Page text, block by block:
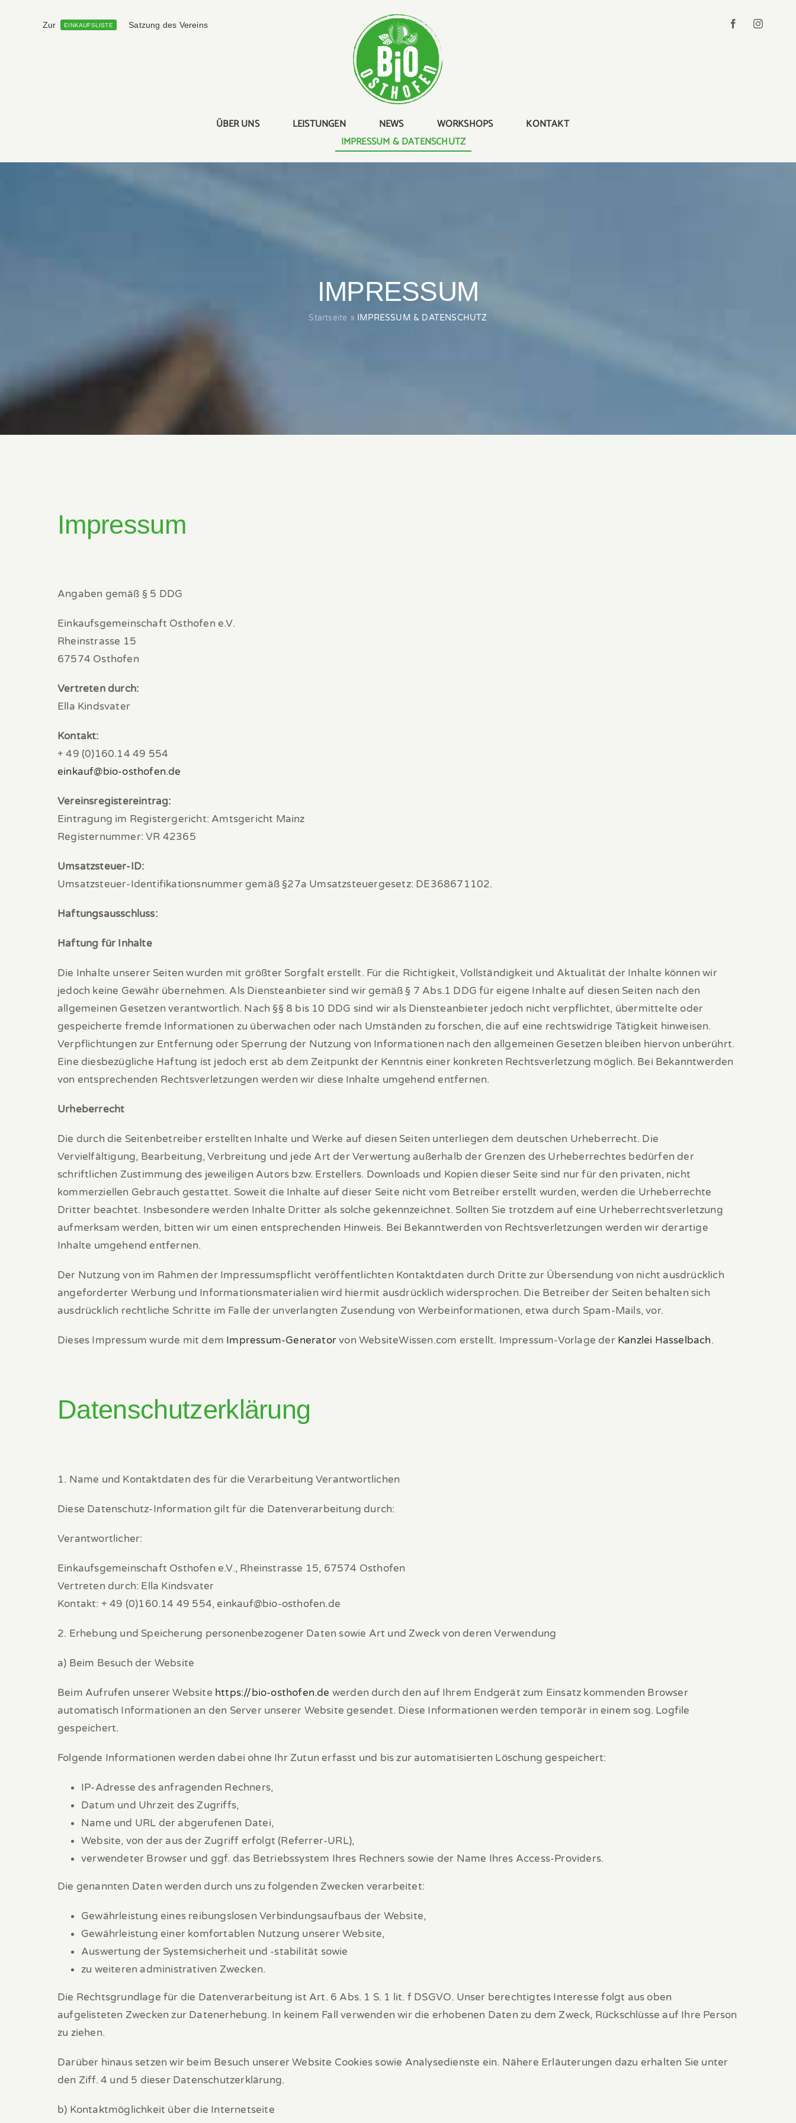
Zur EINKAUFSLISTE Satzung des Vereins
ÜBER UNS LEISTUNGEN NEWS WORKSHOPS
KONTAKT
IMPRESSUM & DATENSCHUTZ
IMPRESSUM
Startseite » IMPRESSUM & DATENSCHUTZ
Impressum
Angaben gemäß § 5 DDG
Einkaufsgemeinschaft Osthofen e.V.
Rheinstrasse 15
67574 Osthofen
Vertreten durch:
Ella Kindsvater
Kontakt:
+ 49 (0)160.14 49 554
einkauf@bio-osthofen.de
Vereinsregistereintrag:
Eintragung im Registergericht: Amtsgericht Mainz
Registernummer: VR 42365
Umsatzsteuer-ID:
Umsatzsteuer-Identifikationsnummer gemäß §27a Umsatzsteuergesetz: DE368671102.
Haftungsausschluss:
Haftung für Inhalte
Die Inhalte unserer Seiten wurden mit größter Sorgfalt erstellt. Für die Richtigkeit, Vollständigkeit und Aktualität der Inhalte können wir
jedoch keine Gewähr übernehmen. Als Diensteanbieter sind wir gemäß § 7 Abs.1 DDG für eigene Inhalte auf diesen Seiten nach den
allgemeinen Gesetzen verantwortlich. Nach §§ 8 bis 10 DDG sind wir als Diensteanbieter jedoch nicht verpflichtet, übermittelte oder
gespeicherte fremde Informationen zu überwachen oder nach Umständen zu forschen, die auf eine rechtswidrige Tätigkeit hinweisen.
Verpflichtungen zur Entfernung oder Sperrung der Nutzung von Informationen nach den allgemeinen Gesetzen bleiben hiervon unberührt.
Eine diesbezügliche Haftung ist jedoch erst ab dem Zeitpunkt der Kenntnis einer konkreten Rechtsverletzung möglich. Bei Bekanntwerden
von entsprechenden Rechtsverletzungen werden wir diese Inhalte umgehend entfernen.
Urheberrecht
Die durch die Seitenbetreiber erstellten Inhalte und Werke auf diesen Seiten unterliegen dem deutschen Urheberrecht. Die
Vervielfältigung, Bearbeitung, Verbreitung und jede Art der Verwertung außerhalb der Grenzen des Urheberrechtes bedürfen der
schriftlichen Zustimmung des jeweiligen Autors bzw. Erstellers. Downloads und Kopien dieser Seite sind nur für den privaten, nicht
kommerziellen Gebrauch gestattet. Soweit die Inhalte auf dieser Seite nicht vom Betreiber erstellt wurden, werden die Urheberrechte
Dritter beachtet. Insbesondere werden Inhalte Dritter als solche gekennzeichnet. Sollten Sie trotzdem auf eine Urheberrechtsverletzung
aufmerksam werden, bitten wir um einen entsprechenden Hinweis. Bei Bekanntwerden von Rechtsverletzungen werden wir derartige
Inhalte umgehend entfernen.
Der Nutzung von im Rahmen der Impressumspflicht veröffentlichten Kontaktdaten durch Dritte zur Übersendung von nicht ausdrücklich
angeforderter Werbung und Informationsmaterialien wird hiermit ausdrücklich widersprochen. Die Betreiber der Seiten behalten sich
ausdrücklich rechtliche Schritte im Falle der unverlangten Zusendung von Werbeinformationen, etwa durch Spam-Mails, vor.
Dieses Impressum wurde mit dem Impressum-Generatorvon WebsiteWissen.com erstellt. Impressum-Vorlage der Kanzlei Hasselbach.
Datenschutzerklärung
1. Name und Kontaktdaten des für die Verarbeitung Verantwortlichen
Diese Datenschutz-Information gilt für die Datenverarbeitung durch:
Verantwortlicher:
Einkaufsgemeinschaft Osthofen e.V., Rheinstrasse 15, 67574 Osthofen
Vertreten durch: Ella Kindsvater
Kontakt: + 49 (0)160.14 49 554, einkauf@bio-osthofen.de
2. Erhebung und Speicherung personenbezogener Daten sowie Art und Zweck von deren Verwendung
a) Beim Besuch der Website
Beim Aufrufen unserer Website https://bio-osthofen.de werden durch den auf Ihrem Endgerät zum Einsatz kommenden Browser
automatisch Informationen an den Server unserer Website gesendet. Diese Informationen werden temporär in einem sog. Logfile
gespeichert.
Folgende Informationen werden dabei ohne Ihr Zutun erfasst und bis zur automatisierten Löschung gespeichert:
IP-Adresse des anfragenden Rechners,
Datum und Uhrzeit des Zugriffs,
Name und URL der abgerufenen Datei,
Website, von der aus der Zugriff erfolgt (Referrer-URL),
verwendeter Browser und ggf. das Betriebssystem Ihres Rechners sowie der Name Ihres Access-Providers.
Die genannten Daten werden durch uns zu folgenden Zwecken verarbeitet:
Gewährleistung eines reibungslosen Verbindungsaufbaus der Website,
Gewährleistung einer komfortablen Nutzung unserer Website,
Auswertung der Systemsicherheit und -stabilität sowie
zu weiteren administrativen Zwecken.
Die Rechtsgrundlage für die Datenverarbeitung ist Art. 6 Abs. 1 S. 1 lit. f DSGVO. Unser berechtigtes Interesse folgt aus oben
aufgelisteten Zwecken zur Datenerhebung. In keinem Fall verwenden wir die erhobenen Daten zu dem Zweck, Rückschlüsse auf Ihre Person
zu ziehen.
Darüber hinaus setzen wir beim Besuch unserer Website Cookies sowie Analysedienste ein. Nähere Erläuterungen dazu erhalten Sie unter
den Ziff. 4 und 5 dieser Datenschutzerklärung.
b) Kontaktmöglichkeit über die Internetseite